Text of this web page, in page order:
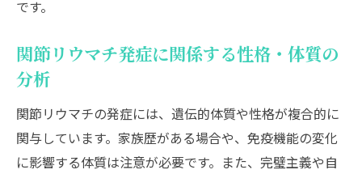
です。
関節リウマチ発症に関係する性格・体質の
分析
関節リウマチの発症には、遺伝的体質や性格が複合的に
関与しています。家族歴がある場合や、免疫機能の変化
に影響する体質は注意が必要です。また、完璧主義や自